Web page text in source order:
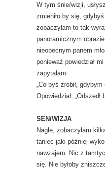
W tym śnie/wizji,
zmieniło by się, gdybyś
zobaczyłam to tak
panoramicznym
nieobecnym panem
ponieważ powiedział
zapytałam:
„Co byś zrobił, gdybym
Opowiedział: „Odszedł
SEN/WIZJA
Nagle, zobaczyłam
taniec jaki później
nawzajem. Nic z
się. Nie byłoby